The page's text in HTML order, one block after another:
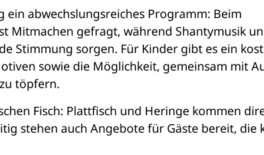
abwechslungsreiches Programm: Beim
Mitmachen gefragt, während Shantymusik
Stimmung sorgen. Für Kinder gibt es ein
sowie die Möglichkeit, gemeinsam mit
töpfern.
Fisch: Plattfisch und Heringe kommen
stehen auch Angebote für Gäste bereit, die